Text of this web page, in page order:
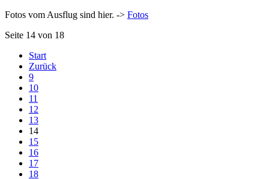
Fotos vom Ausflug sind hier. -> Fotos
Seite 14 von 18
Start
Zurück
9
10
11
12
13
14
15
16
17
18